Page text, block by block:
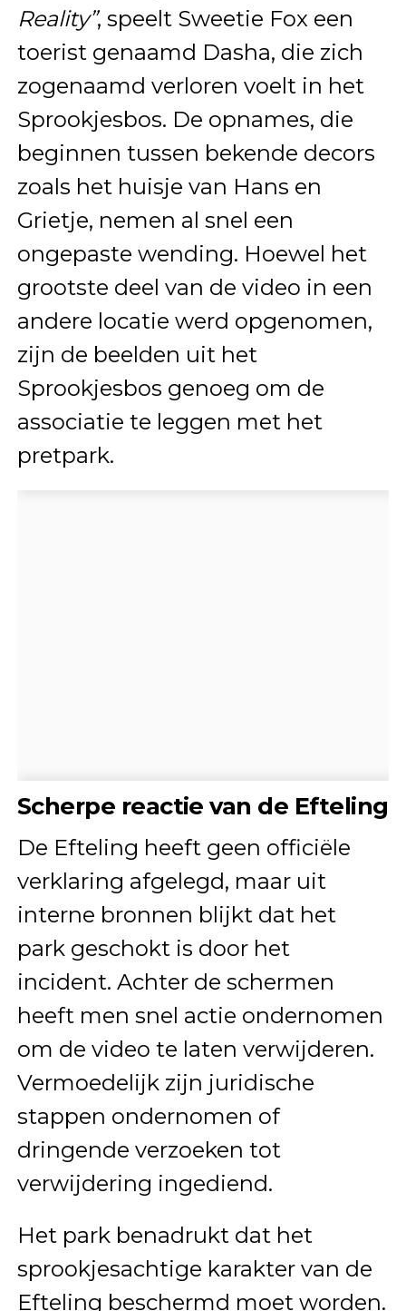
Reality”, speelt Sweetie Fox een
toerist genaamd Dasha, die zich
zogenaamd verloren voelt in het
Sprookjesbos. De opnames, die
beginnen tussen bekende decors
zoals het huisje van Hans en
Grietje, nemen al snel een
ongepaste wending. Hoewel het
grootste deel van de video in een
andere locatie werd opgenomen,
zijn de beelden uit het
Sprookjesbos genoeg om de
associatie te leggen met het
pretpark.
Scherpe reactie van de Efteling
De Efteling heeft geen officiële
verklaring afgelegd, maar uit
interne bronnen blijkt dat het
park geschokt is door het
incident. Achter de schermen
heeft men snel actie ondernomen
om de video te laten verwijderen.
Vermoedelijk zijn juridische
stappen ondernomen of
dringende verzoeken tot
verwijdering ingediend.
Het park benadrukt dat het
sprookjesachtige karakter van de
Efteling beschermd moet worden.